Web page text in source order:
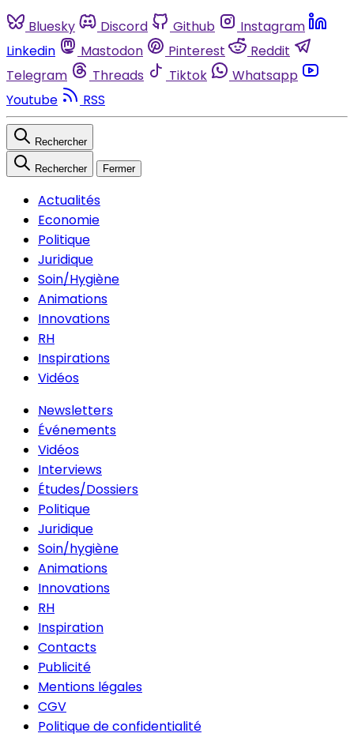
Bluesky Discord Github
Instagram
Linkedin
Mastodon Pinterest
Reddit
Telegram
Threads Tiktok
Whatsapp
Youtube
RSS
Rechercher
Rechercher Fermer
Actualités
Economie
Politique
Juridique
Soin/Hygiène
Animations
Innovations
RH
Inspirations
Vidéos
Newsletters
Événements
Vidéos
Interviews
Études/Dossiers
Politique
Juridique
Soin/hygiène
Animations
Innovations
RH
Inspiration
Contacts
Publicité
Mentions légales
CGV
Politique de confidentialité